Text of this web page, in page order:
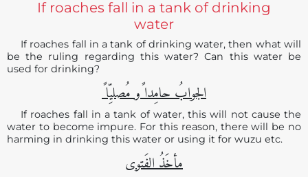
If roaches fall in a tank of drinking
water
If roaches fall in a tank of drinking water, then what will
be the ruling regarding this water? Can this water be
used for drinking?
الجوابُ حامِدا ًو مُصلیِّا ً
If roaches fall in a tank of water, this will not cause the
water to become impure. For this reason, there will be no
harming in drinking this water or using it for wuzu etc.
مأخَذُ الفَتوی